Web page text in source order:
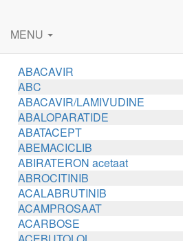
MENU
ABACAVIR
ABC
ABACAVIR/LAMIVUDINE
ABALOPARATIDE
ABATACEPT
ABEMACICLIB
ABIRATERON acetaat
ABROCITINIB
ACALABRUTINIB
ACAMPROSAAT
ACARBOSE